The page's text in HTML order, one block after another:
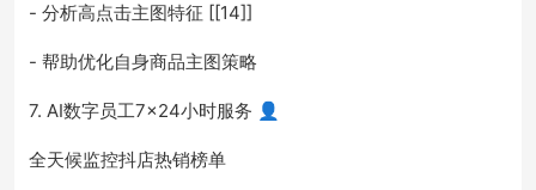
- 分析高点击主图特征 [[14]]
- 帮助优化自身商品主图策略
7. AI数字员工7×24小时服务 👤
全天候监控抖店热销榜单